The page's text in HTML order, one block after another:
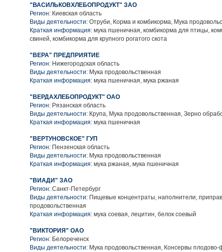
"ВАСИЛЬКОВХЛЕБОПРОДУКТ" ЗАО
Регион: Киевская область
Виды деятельности: Отруби, Корма и комбикорма, Мука
Краткая информация: мука пшеничная, комбикорма для птицы,
свиней, комбикорма для крупного рогатого скота
"ВЕРА" ПРЕДПРИЯТИЕ
Регион: Нижегородская область
Виды деятельности: Мука продовольственная
Краткая информация: мука пшеничная, мука ржаная
"ВЕРДАХЛЕБОПРОДУКТ" ОАО
Регион: Рязанская область
Виды деятельности: Крупа, Мука продовольственная, Зерно
Краткая информация: мука пшеничная
"ВЕРТУНОВСКОЕ" ГУП
Регион: Пензенская область
Виды деятельности: Мука продовольственная
Краткая информация: мука ржаная, мука пшеничная
"ВИАДИ" ЗАО
Регион: Санкт-Петербург
Виды деятельности: Пищевые концентраты, наполнители,
продовольственная
Краткая информация: мука соевая, лецитин, белок соевый
"ВИКТОРИЯ" ОАО
Регион: Белореченск
Виды деятельности: Мука продовольственная, Консервы плодово-